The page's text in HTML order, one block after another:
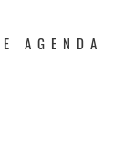
AGENDA